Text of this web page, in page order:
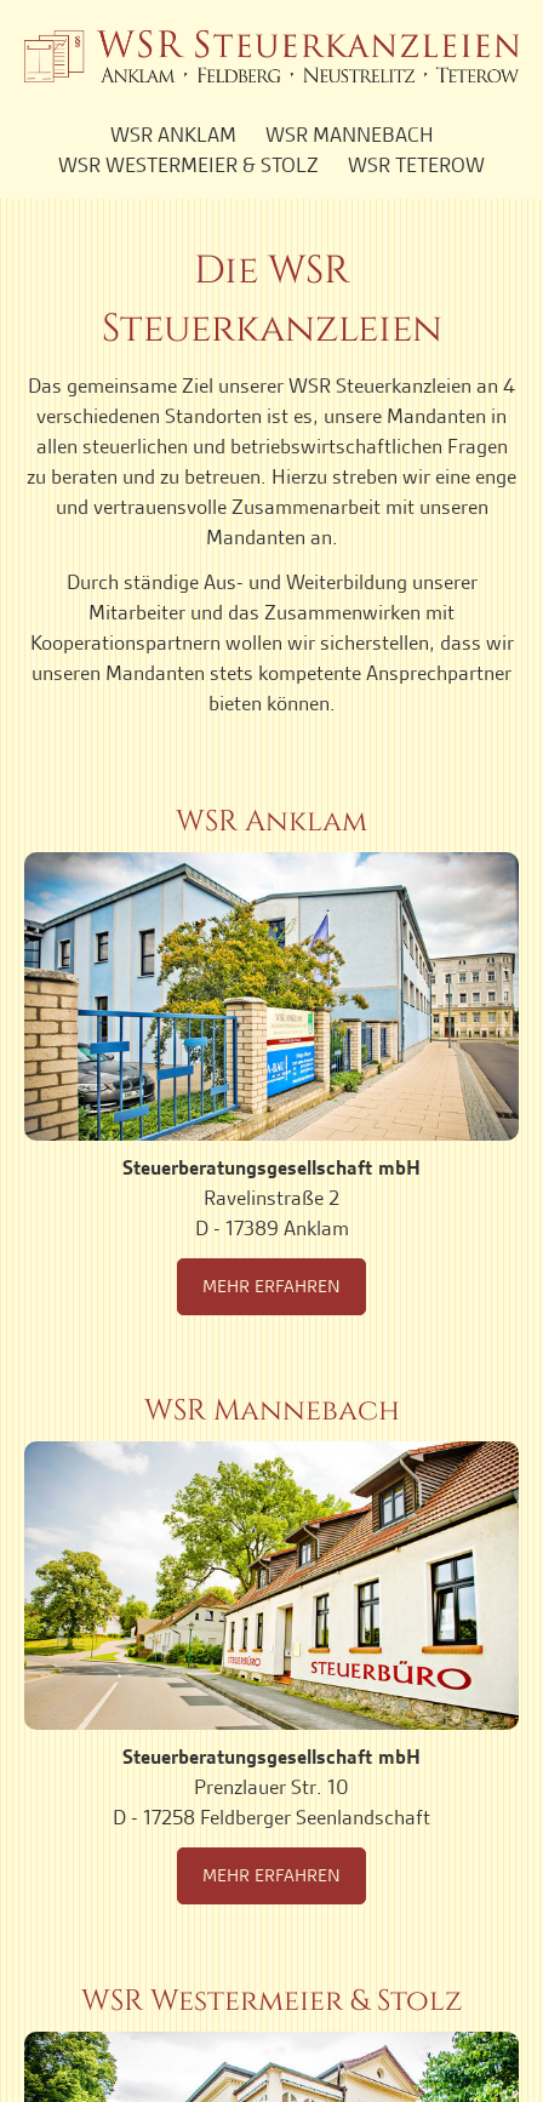
Navigation
überspringen
WSR ANKLAM
WSR MANNEBACH
WSR WESTERMEIER & STOLZ
WSR TETEROW
Die WSR
Steuerkanzleien
Das gemeinsame Ziel unserer WSR Steuerkanzleien an 4
verschiedenen Standorten ist es, unsere Mandanten in
allen steuerlichen und betriebswirtschaftlichen Fragen
zu beraten und zu betreuen. Hierzu streben wir eine enge
und vertrauensvolle Zusammenarbeit mit unseren
Mandanten an.
Durch ständige Aus- und Weiterbildung unserer
Mitarbeiter und das Zusammenwirken mit
Kooperationspartnern wollen wir sicherstellen, dass wir
unseren Mandanten stets kompetente Ansprechpartner
bieten können.
WSR Anklam
Steuerberatungsgesellschaft mbH
Ravelinstraße 2
D - 17389 Anklam
MEHR ERFAHREN
WSR Mannebach
Steuerberatungsgesellschaft mbH
Prenzlauer Str. 10
D - 17258 Feldberger Seenlandschaft
MEHR ERFAHREN
WSR Westermeier & Stolz